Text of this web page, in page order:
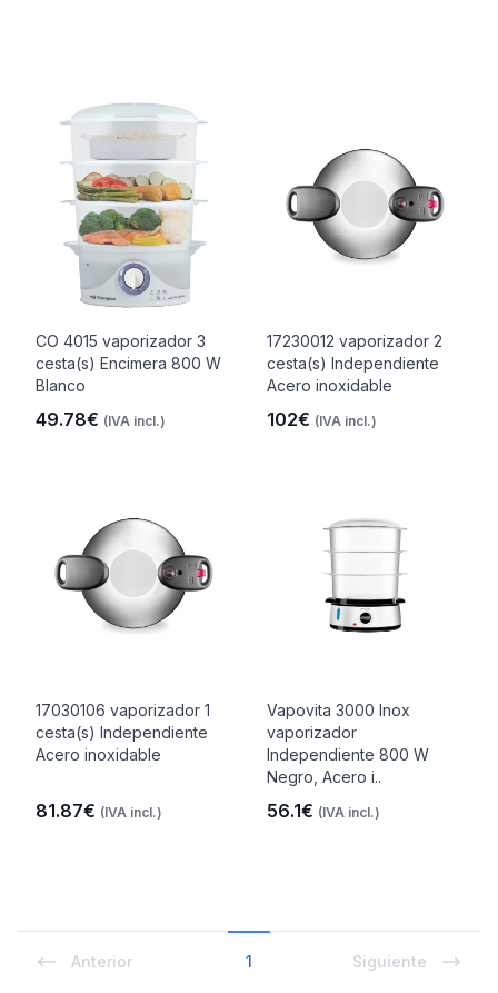
CO 4015 vaporizador 3
cesta(s) Encimera 800 W
Blanco
49.78€ (IVA incl.)
17230012 vaporizador 2
cesta(s) Independiente
Acero inoxidable
102€ (IVA incl.)
17030106 vaporizador 1
cesta(s) Independiente
Acero inoxidable
81.87€ (IVA incl.)
Vapovita 3000 Inox
vaporizador
Independiente 800 W
Negro, Acero i..
56.1€ (IVA incl.)
Anterior 1 Siguiente